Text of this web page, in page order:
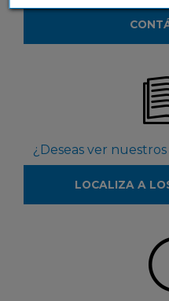
¿Deseas ver
LOCALIZA A